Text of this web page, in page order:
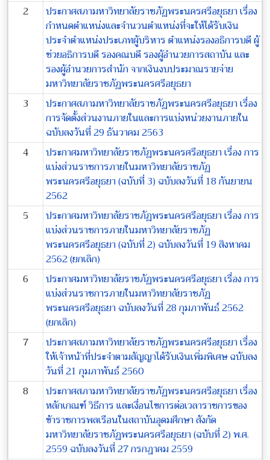
2
ประกาศสภามหาวิทยาลัยราชภัฏพระนครศรีอยุธยา เรื่อง
กำหนดตำแหน่งและจำนวนตำแหน่งที่จะให้ได้รับเงิน
ประจำตำแหน่งประเภทผู้บริหาร ตำแหน่งรองอธิการบดี ผู้
ช่วยอธิการบดี รองคณบดี รองผู้อำนวยการสถาบัน และ
รองผู้อำนวยการสำนัก จากเงินงบประมาณรายจ่าย
มหาวิทยาลัยราชภัฏพระนครศรีอยุธยา
3
ประกาศสภามหาวิทยาลัยราชภัฏพระนครศรีอยุธยา เรื่อง
การจัดตั้งส่วนงานภายในและการแบ่งหน่วยงานภายใน
ฉบับลงวันที่ 29 ธันวาคม 2563
4
ประกาศมหาวิทยาลัยราชภัฏพระนครศรีอยุธยา เรื่อง การ
แบ่งส่วนราชการภายในมหาวิทยาลัยราชภัฏ
พระนครศรีอยุธยา (ฉบับที่ 3) ฉบับลงวันที่ 18 กันยายน
2562
5
ประกาศมหาวิทยาลัยราชภัฏพระนครศรีอยุธยา เรื่อง การ
แบ่งส่วนราชการภายในมหาวิทยาลัยราชภัฏ
พระนครศรีอยุธยา (ฉบับที่ 2) ฉบับลงวันที่ 19 สิงหาคม
2562 (ยกเลิก)
6
ประกาศมหาวิทยาลัยราชภัฏพระนครศรีอยุธยา เรื่อง การ
แบ่งส่วนราชการภายในมหาวิทยาลัยราชภัฏ
พระนครศรีอยุธยา ฉบับลงวันที่ 28 กุมภาพันธ์ 2562
(ยกเลิก)
7
ประกาศสภามหาวิทยาลัยราชภัฏพระนครศรีอยุธยา เรื่อง
ให้เจ้าหน้าที่ประจำตามสัญญาได้รับเงินเพิ่มพิเศษ ฉบับลง
วันที่ 21 กุมภาพันธ์ 2560
8
ประกาศสภามหาวิทยาลัยราชภัฏพระนครศรีอยุธยา เรื่อง
หลักเกณฑ์ วิธีการ และเงื่อนไขการต่อเวลาราชการของ
ข้าราชการพลเรือนในสถาบันอุดมศึกษา สังกัด
มหาวิทยาลัยราชภัฏพระนครศรีอยุธยา (ฉบับที่ 2) พ.ศ.
2559 ฉบับลงวันที่ 27 กรกฎาคม 2559